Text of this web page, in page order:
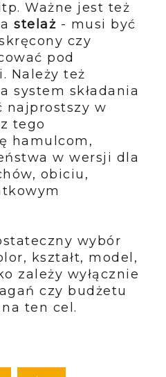
Ważne jest też
stelaż - musi być
czy
pod
Należy też
system składania
najprostszy w
tego
hamulcom,
w wersji dla
obiciu,
wybór
kształt, model,
zależy wyłącznie
czy budżetu
ten cel.